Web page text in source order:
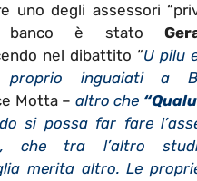
uno degli assessori
banco è stato
nel dibattito “U pilu
proprio inguaiati a
Motta – altro che
si possa far fare
che tra l’altro
merita altro. Le